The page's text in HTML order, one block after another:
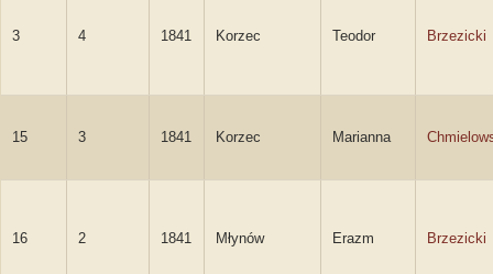
3 4 1841 Korzec Teodor Brzezicki
15 3 1841 Korzec Marianna
16 2 1841 Młynów Erazm Brzezicki